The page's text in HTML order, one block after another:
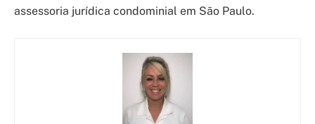
assessoria jurídica condominial em São Paulo.